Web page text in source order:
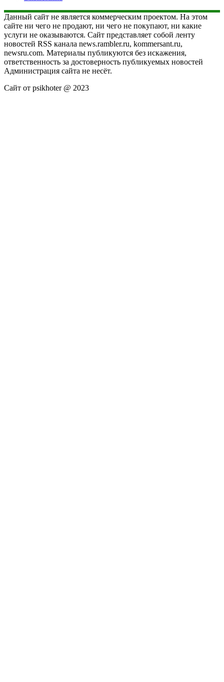
Данный сайт не является коммерческим проектом. На этом
сайте ни чего не продают, ни чего не покупают, ни какие
услуги не оказываются. Сайт представляет собой ленту
новостей RSS канала news.rambler.ru, kommersant.ru,
newsru.com. Материалы публикуются без искажения,
ответственность за достоверность публикуемых новостей
Администрация сайта не несёт.
Сайт от psikhoter @ 2023